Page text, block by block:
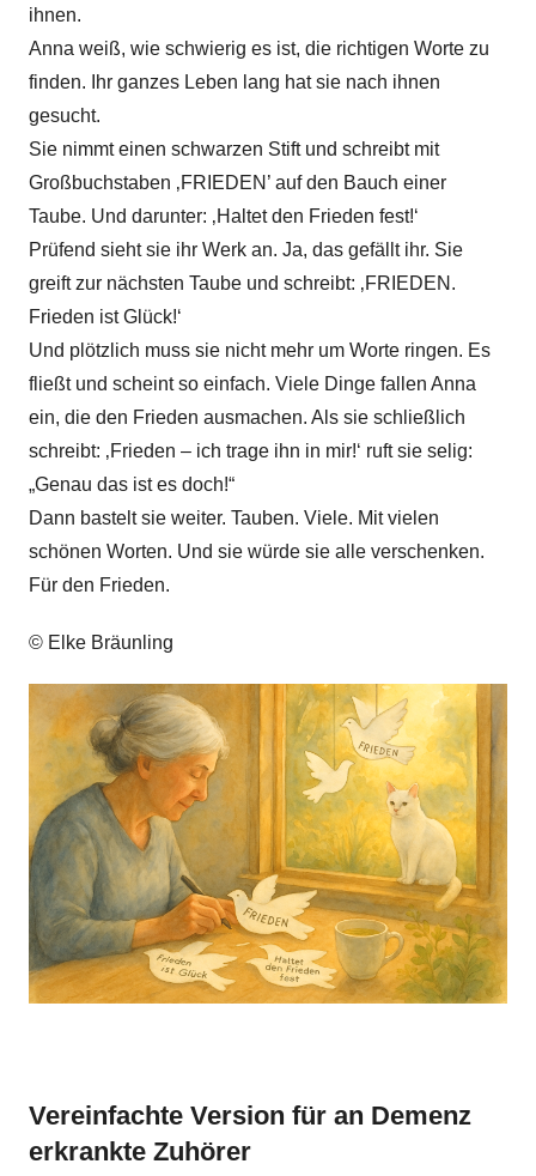
ihnen.
Anna weiß, wie schwierig es ist, die richtigen Worte zu
finden. Ihr ganzes Leben lang hat sie nach ihnen
gesucht.
Sie nimmt einen schwarzen Stift und schreibt mit
Großbuchstaben ‚FRIEDEN’ auf den Bauch einer
Taube. Und darunter: ‚Haltet den Frieden fest!‘
Prüfend sieht sie ihr Werk an. Ja, das gefällt ihr. Sie
greift zur nächsten Taube und schreibt: ‚FRIEDEN.
Frieden ist Glück!‘
Und plötzlich muss sie nicht mehr um Worte ringen. Es
fließt und scheint so einfach. Viele Dinge fallen Anna
ein, die den Frieden ausmachen. Als sie schließlich
schreibt: ‚Frieden – ich trage ihn in mir!‘ ruft sie selig:
„Genau das ist es doch!“
Dann bastelt sie weiter. Tauben. Viele. Mit vielen
schönen Worten. Und sie würde sie alle verschenken.
Für den Frieden.
© Elke Bräunling
Vereinfachte Version für an Demenz
erkrankte Zuhörer